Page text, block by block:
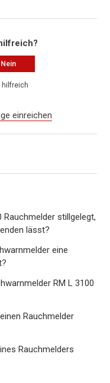
Nein
hilfreich
einreichen
Rauchmelder stillgelegt,
lässt?
eine
RM L 3100
Rauchmelder
Rauchmelders